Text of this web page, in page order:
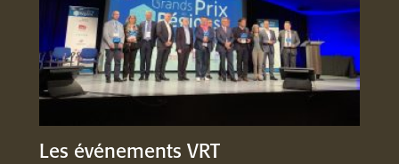
Les événements VRT